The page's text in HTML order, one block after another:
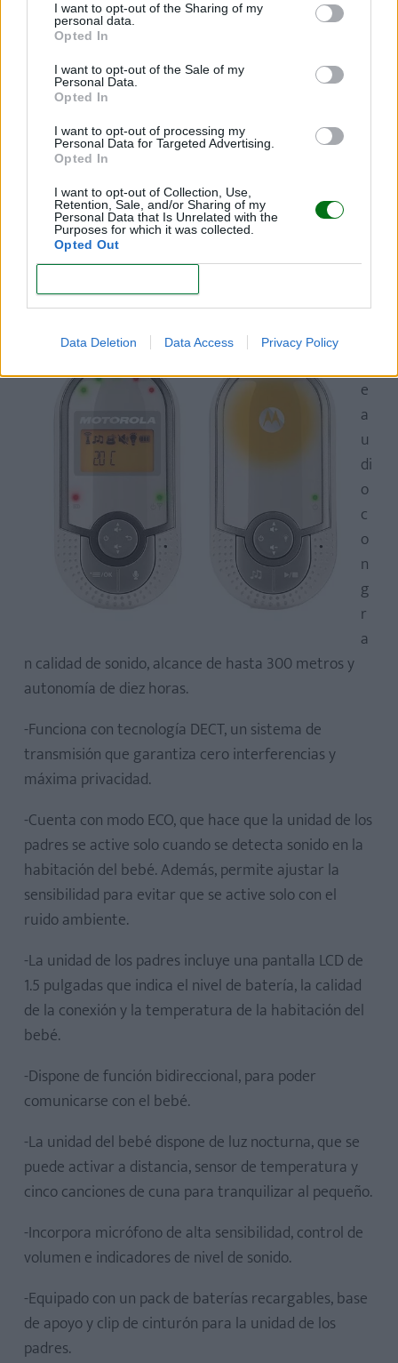
I want to opt-out of the Sharing of my
personal data.
Opted In
I want to opt-out of the Sale of my
Personal Data.
Opted In
I want to opt-out of processing my
Personal Data for Targeted Advertising.
Opted In
I want to opt-out of Collection, Use,
Retention, Sale, and/or Sharing of my
Personal Data that Is Unrelated with the
Purposes for which it was collected.
Opted Out
Data Deletion Data Access Privacy Policy
-Viene con control de temperatura de la habitación
del bebé, cuatro canciones de cuna y sonidos de la
naturaleza.
-La unidad de los padres es portátil y dispone de
indicación óptica del nivel de sonido, indicador de
hora y funcionamiento sin cables con baterías LiPo
recargables.
-Tiene una autonomía de 18 horas.
Motorola MBP 16
e
a
u
di
o
c
o
n
g
r
a
n calidad de sonido, alcance de hasta 300 metros y
autonomía de diez horas.
-Funciona con tecnología DECT, un sistema de
transmisión que garantiza cero interferencias y
máxima privacidad.
-Cuenta con modo ECO, que hace que la unidad de los
padres se active solo cuando se detecta sonido en la
habitación del bebé. Además, permite ajustar la
sensibilidad para evitar que se active solo con el
ruido ambiente.
-La unidad de los padres incluye una pantalla LCD de
1.5 pulgadas que indica el nivel de batería, la calidad
de la conexión y la temperatura de la habitación del
bebé.
-Dispone de función bidireccional, para poder
comunicarse con el bebé.
-La unidad del bebé dispone de luz nocturna, que se
puede activar a distancia, sensor de temperatura y
cinco canciones de cuna para tranquilizar al pequeño.
-Incorpora micrófono de alta sensibilidad, control de
volumen e indicadores de nivel de sonido.
-Equipado con un pack de baterías recargables, base
de apoyo y clip de cinturón para la unidad de los
padres.